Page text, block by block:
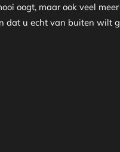
oogt, maar ook veel
dat u echt van buiten wilt